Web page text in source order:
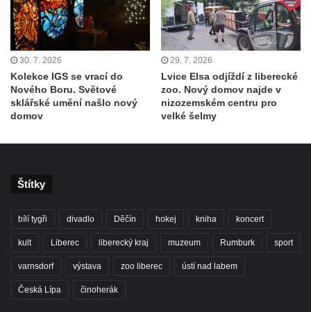
30. 7. 2026
Kolekce IGS se vrací do
Nového Boru. Světové
sklářské umění našlo nový
domov
29. 7. 2026
Lvice Elsa odjíždí z liberecké
zoo. Nový domov najde v
nizozemském centru pro
velké šelmy
Štítky
bílí tygři divadlo Děčín hokej kniha koncert
kult Liberec liberecký kraj muzeum Rumburk sport
varnsdorf výstava zoo liberec ústí nad labem
Česká Lípa činoherák